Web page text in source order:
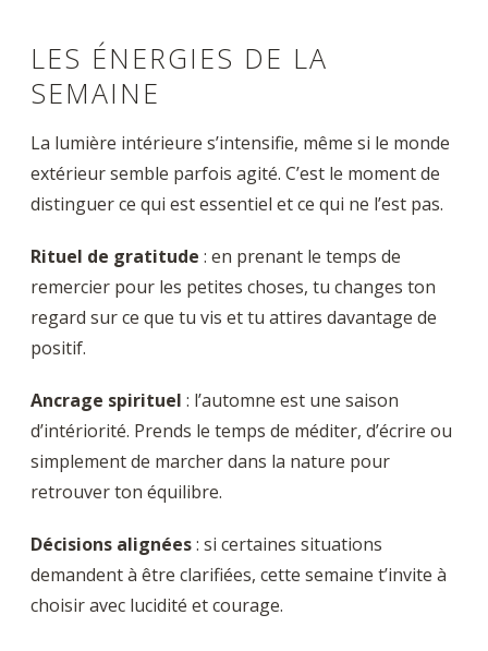
LES ÉNERGIES DE LA
SEMAINE
La lumière intérieure s’intensifie, même si le monde
extérieur semble parfois agité. C’est le moment de
distinguer ce qui est essentiel et ce qui ne l’est pas.
Rituel de gratitude : en prenant le temps de
remercier pour les petites choses, tu changes ton
regard sur ce que tu vis et tu attires davantage de
positif.
Ancrage spirituel : l’automne est une saison
d’intériorité. Prends le temps de méditer, d’écrire ou
simplement de marcher dans la nature pour
retrouver ton équilibre.
Décisions alignées: si certaines situations
demandent à être clarifiées, cette semaine t’invite à
choisir avec lucidité et courage.